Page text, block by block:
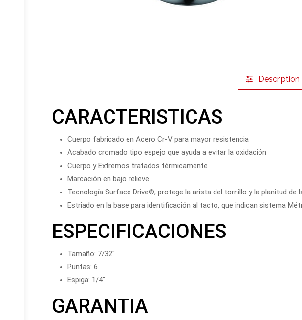
Description
CARACTERISTICAS
Cuerpo fabricado en Acero Cr-V para mayor resistencia
Acabado cromado tipo espejo que ayuda a evitar la oxidación
Cuerpo y Extremos tratados térmicamente
Marcación en bajo relieve
Tecnología Surface Drive®, protege la arista del tornillo y la planitud de
Estriado en la base para identificación al tacto, que indican sistema
ESPECIFICACIONES
Tamaño: 7/32"
Puntas: 6
Espiga: 1/4"
GARANTIA